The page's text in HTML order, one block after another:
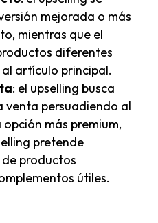
mejorada o más
mientras que el
diferentes
artículo principal.
: el upselling busca
venta persuadiendo al
más premium,
pretende
productos
útiles.